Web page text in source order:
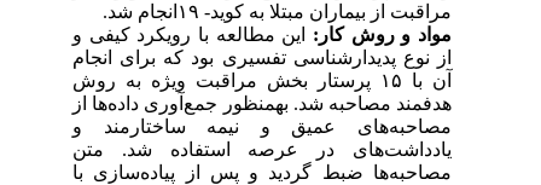
مراقبت از بیماران مبتلا به کوید- ۱۹انجام شد.
مواد و روش‌ کار:این مطالعه با رویکرد کیفی و
از نوع پدیدارشناسی تفسیری بود که برای انجام
آن با ۱۵ پرستار بخش مراقبت ویژه به روش
هدفمند مصاحبه شد. به­منظور جمع‌آوری داده‌ها از
مصاحبه‌های عمیق و نیمه ساختارمند و
یادداشت‌های در عرصه استفاده شد. متن
مصاحبه‌ها ضبط گردید و پس از پیاده‌سازی با